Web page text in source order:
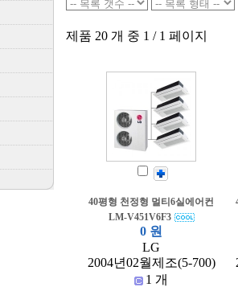
제품 20 개 중 1 / 1 페이지
40평형 천정형 멀티6실에어컨
LM-V451V6F3
0 원
LG
2004년02월제조(5-700)
1 개